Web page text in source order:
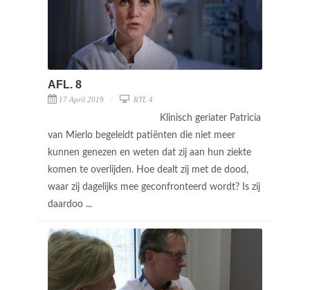
AFL. 8
17 April 2019 RTL 4
Klinisch geriater Patricia
van Mierlo begeleidt patiënten die niet meer
kunnen genezen en weten dat zij aan hun ziekte
komen te overlijden. Hoe dealt zij met de dood,
waar zij dagelijks mee geconfronteerd wordt? Is zij
daardoo ...